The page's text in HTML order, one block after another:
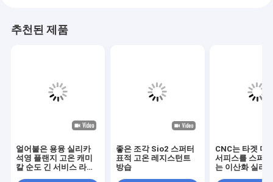
추천된 제품
얼어붙은 용융 실리카
석영 플랜지 고온 캐미
칼 순도 긴 서비스 라이
좋은 조각 Sio2 스퍼터
표적 고온 레지스턴트
방습
CNC는 타겟 미
서피스를 스퍼
는 이산화 실리